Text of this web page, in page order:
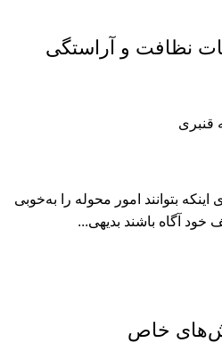
نظافت و آراستگی
قنبری
بتوانند امور محوله را به‌خوبی
خود آگاه باشند بدیهی...
خاص